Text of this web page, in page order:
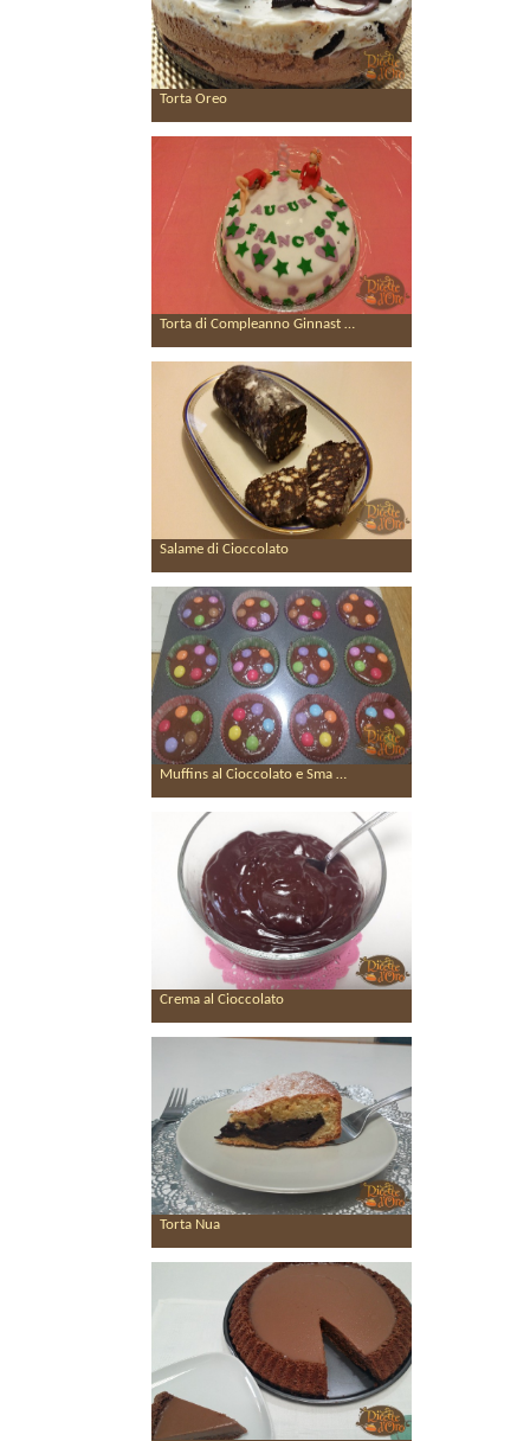
Torta Oreo
Torta di Compleanno Ginnast …
Salame di Cioccolato
Muffins al Cioccolato e Sma …
Crema al Cioccolato
Torta Nua